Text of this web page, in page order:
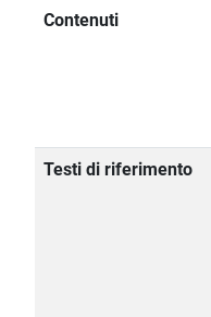
Contenuti
Testi di riferimento